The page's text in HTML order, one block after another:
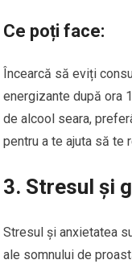
Ce poți face:
Încearcă să eviți
energizante după ora
de alcool seara,
pentru a te ajuta să te
3. Stresul și
Stresul și anxietatea
ale somnului de